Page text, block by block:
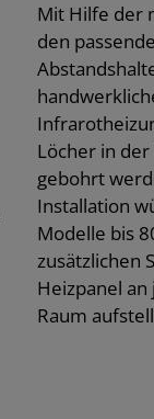
Mit Hilfe der
den
Löcher in
gebohrt
Installation
Modelle bis
zusätzlichen
Heizpanel
Raum